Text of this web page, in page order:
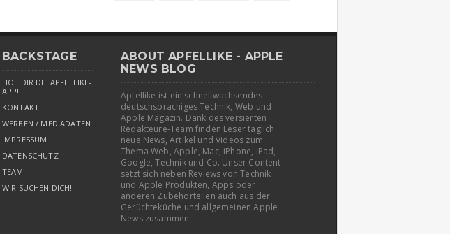
BACKSTAGE
HOL DIR DIE APFELLIKE-
APP!
KONTAKT
WERBEN / MEDIADATEN
IMPRESSUM
DATENSCHUTZ
TEAM
WIR SUCHEN DICH!
ABOUT APFELLIKE - APPLE
NEWS BLOG
Apfellike ist ein schnellwachsendes
deutschsprachiges Technik, Web und
Apple Magazin. Dank des versierten
Redakteure-Team finden Leser täglich
neue News, Artikel und Videos zum
Thema Web, Apple, Mac, iPhone, iPad,
Google, Technik und Co. Unser Content
setzt sich neben Reviews von Technik
und Apple Produkten, Apps oder
anderen Zubehörteilen auch aus der
Gerüchteküche und allgemeinen Apple
News zusammen.